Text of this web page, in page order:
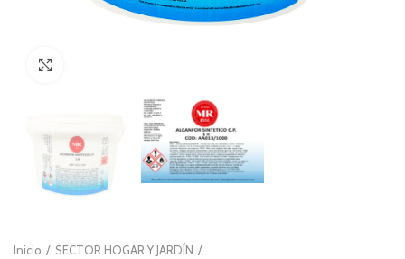
Inicio
SECTOR HOGAR Y JARDÍN